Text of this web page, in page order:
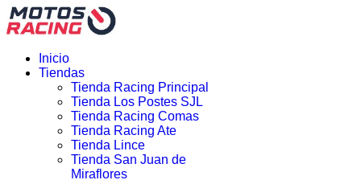
Inicio
Tiendas
Tienda Racing Principal
Tienda Los Postes SJL
Tienda Racing Comas
Tienda Racing Ate
Tienda Lince
Tienda San Juan de
Miraflores